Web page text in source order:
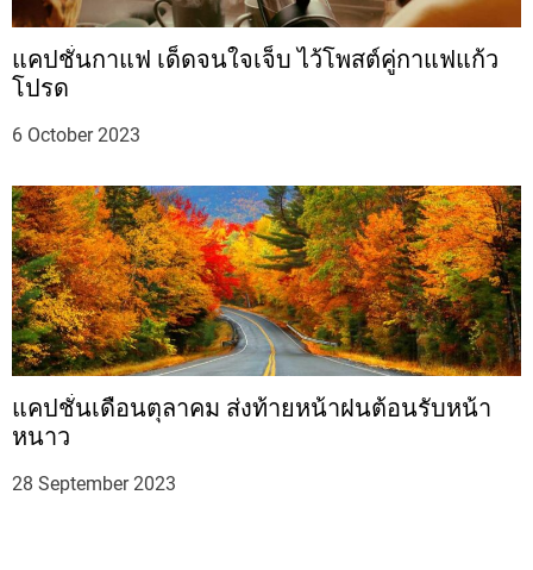
แคปชั่นกาแฟ เด็ดจนใจเจ็บ ไว้โพสต์คู่กาแฟแก้ว
โปรด
6 October 2023
แคปชั่นเดือนตุลาคม ส่งท้ายหน้าฝนต้อนรับหน้า
หนาว
28 September 2023